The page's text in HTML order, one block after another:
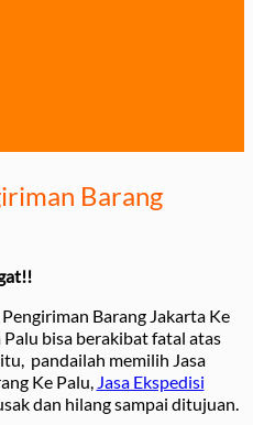
Barang
Barang Jakarta Ke
Palu bisa berakibat fatal atas
pandailah memilih Jasa
Ke Palu, Jasa Ekspedisi
dan hilang sampai ditujuan.